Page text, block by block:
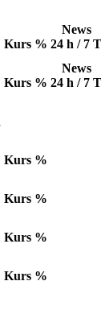
Kurs %
News
24 h / 7 T
Kurs %
News
24 h / 7 T
Kurs %
Kurs %
Kurs %
Kurs %